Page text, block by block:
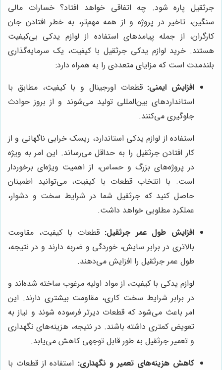
جرثقیل پاره شود. چه اتفاقی خواهد افتاد؟ خسارات مالی
سنگین، تاخیر در پروژه و از همه مهم‌تر، به خطر افتادن جان
کارگران، از جمله پیامدهای استفاده از لوازم یدکی بی‌کیفیت
هستند. خرید لوازم یدکی جرثقیل با کیفیت، یک سرمایه‌گذاری
بلندمدت است که مزایای متعددی را به همراه دارد:
افزایش ایمنی: قطعات اورجینال و با کیفیت، مطابق با
استانداردهای بین‌المللی تولید می‌شوند و از بروز حوادث
جلوگیری می‌کنند.
استفاده از لوازم یدکی استاندارد، ریسک خرابی ناگهانی و از
کار افتادن جرثقیل را به حداقل می‌رساند. این امر به ویژه
در پروژه‌های بزرگ و حساس، از اهمیت ویژه‌ای برخوردار
است. با انتخاب قطعات با کیفیت، می‌توانید اطمینان
حاصل کنید که جرثقیل شما در شرایط سخت و دشوار،
عملکرد مطلوبی خواهد داشت.
افزایش طول عمر جرثقیل: قطعات با کیفیت، مقاومت
بالاتری در برابر سایش، خوردگی و ضربه دارند و در نتیجه،
طول عمر جرثقیل را افزایش می‌دهند.
لوازم یدکی با کیفیت، از مواد اولیه مرغوب ساخته شده‌اند و
در برابر شرایط سخت کاری، مقاومت بیشتری دارند. این
امر باعث می‌شود که قطعات دیرتر فرسوده شوند و نیاز به
تعویض کمتری داشته باشند. در نتیجه، هزینه‌های نگهداری
و تعمیر جرثقیل به طور قابل توجهی کاهش می‌یابد.
کاهش هزینه‌های تعمیر و نگهداری: استفاده از قطعات با